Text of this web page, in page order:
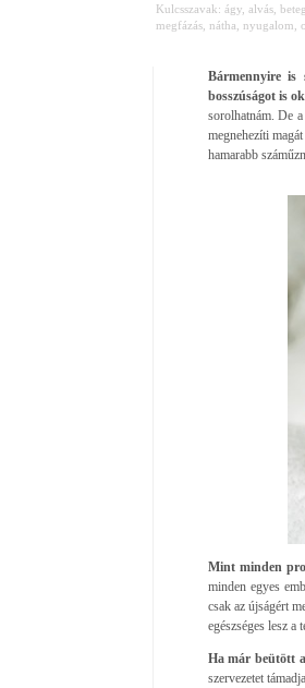
Kulcsszavak: ágy, alvás,
megfázás, nátha nyugalom
Bármennyire
bosszúságot is
sorolhatnám. De
megnehezíti
hamarabb
Mint minden
minden egyes
csak az újságért
egészséges lesz
Ha már beütött a
szervezetet